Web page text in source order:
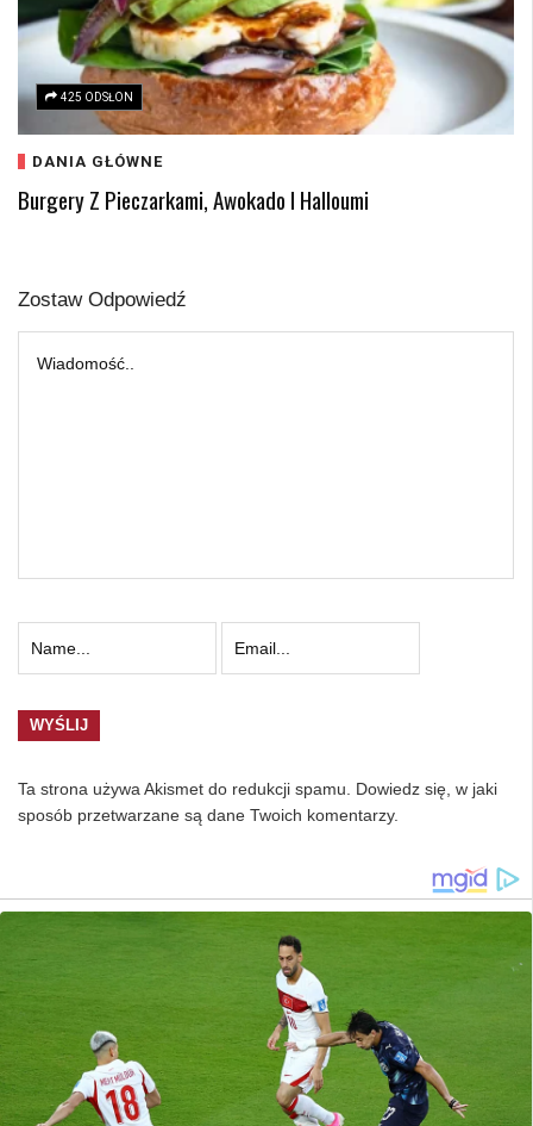
425 ODSŁON
DANIA GŁÓWNE
Burgery Z Pieczarkami, Awokado I Halloumi
Zostaw Odpowiedź
Ta strona używa Akismet do redukcji spamu. Dowiedz się, w jaki
sposób przetwarzane są dane Twoich komentarzy.